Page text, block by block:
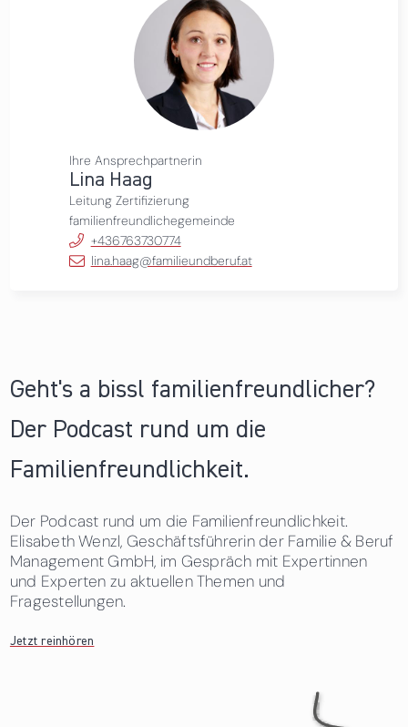
Ihre Ansprechpartnerin
Lina Haag
Leitung Zertifizierung
familienfreundlichegemeinde
+436763730774
lina.haag@familieundberuf.at
Geht's a bissl familienfreundlicher?
Der Podcast rund um die
Familienfreundlichkeit.
Der Podcast rund um die Familienfreundlichkeit.
Elisabeth Wenzl, Geschäftsführerin der Familie & Beruf
Management GmbH, im Gespräch mit Expertinnen
und Experten zu aktuellen Themen und
Fragestellungen.
Jetzt reinhören